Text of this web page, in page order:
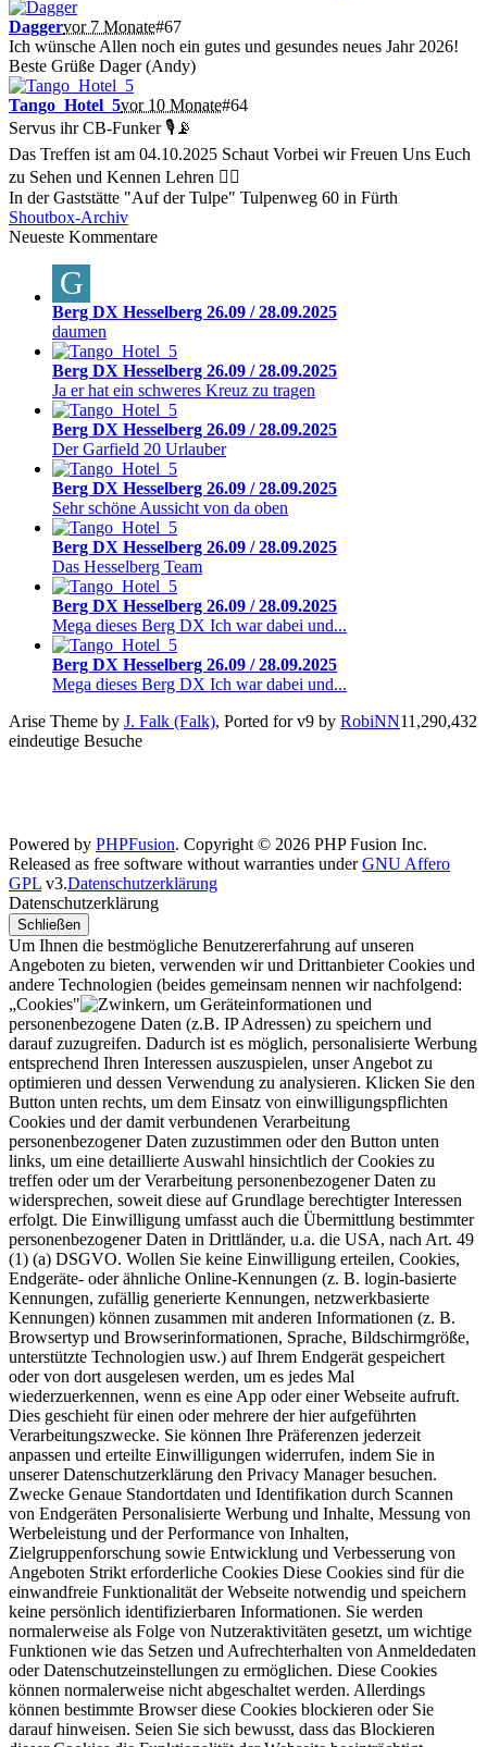
Daggervor 7 Monate#67
Ich wünsche Allen noch ein gutes und gesundes neues Jahr 2026!
Beste Grüße Dager (Andy)
Tango_Hotel_5vor 10 Monate#64
Servus ihr CB-Funker 🎙📡
Das Treffen ist am 04.10.2025 Schaut Vorbei wir Freuen Uns Euch
zu Sehen und Kennen Lehren 👍🏽
In der Gaststätte "Auf der Tulpe" Tulpenweg 60 in Fürth
Shoutbox-Archiv
Neueste Kommentare
G
Berg DX Hesselberg 26.09 / 28.09.2025
daumen
Berg DX Hesselberg 26.09 / 28.09.2025
Ja er hat ein schweres Kreuz zu tragen
Berg DX Hesselberg 26.09 / 28.09.2025
Der Garfield 20 Urlauber
Berg DX Hesselberg 26.09 / 28.09.2025
Sehr schöne Aussicht von da oben
Berg DX Hesselberg 26.09 / 28.09.2025
Das Hesselberg Team
Berg DX Hesselberg 26.09 / 28.09.2025
Mega dieses Berg DX Ich war dabei und...
Berg DX Hesselberg 26.09 / 28.09.2025
Mega dieses Berg DX Ich war dabei und...
Arise Theme by J. Falk (Falk), Ported for v9 by RobiNN11,290,432
eindeutige Besuche
Powered by PHPFusion. Copyright © 2026 PHP Fusion Inc.
Released as free software without warranties underGNU Affero
GPL v3.Datenschutzerklärung
Datenschutzerklärung
Schließen
Um Ihnen die bestmögliche Benutzererfahrung auf unseren
Angeboten zu bieten, verwenden wir und Drittanbieter Cookies und
andere Technologien (beides gemeinsam nennen wir nachfolgend:
„Cookies"
, um Geräteinformationen und
personenbezogene Daten (z.B. IP Adressen) zu speichern und
darauf zuzugreifen. Dadurch ist es möglich, personalisierte Werbung
entsprechend Ihren Interessen auszuspielen, unser Angebot zu
optimieren und dessen Verwendung zu analysieren. Klicken Sie den
Button unten rechts, um dem Einsatz von einwilligungspflichten
Cookies und der damit verbundenen Verarbeitung
personenbezogener Daten zuzustimmen oder den Button unten
links, um eine detaillierte Auswahl hinsichtlich der Cookies zu
treffen oder um der Verarbeitung personenbezogener Daten zu
widersprechen, soweit diese auf Grundlage berechtigter Interessen
erfolgt. Die Einwilligung umfasst auch die Übermittlung bestimmter
personenbezogener Daten in Drittländer, u.a. die USA, nach Art. 49
(1) (a) DSGVO. Wollen Sie keine Einwilligung erteilen, Cookies,
Endgeräte- oder ähnliche Online-Kennungen (z. B. login-basierte
Kennungen, zufällig generierte Kennungen, netzwerkbasierte
Kennungen) können zusammen mit anderen Informationen (z. B.
Browsertyp und Browserinformationen, Sprache, Bildschirmgröße,
unterstützte Technologien usw.) auf Ihrem Endgerät gespeichert
oder von dort ausgelesen werden, um es jedes Mal
wiederzuerkennen, wenn es eine App oder einer Webseite aufruft.
Dies geschieht für einen oder mehrere der hier aufgeführten
Verarbeitungszwecke. Sie können Ihre Präferenzen jederzeit
anpassen und erteilte Einwilligungen widerrufen, indem Sie in
unserer Datenschutzerklärung den Privacy Manager besuchen.
Zwecke Genaue Standortdaten und Identifikation durch Scannen
von Endgeräten Personalisierte Werbung und Inhalte, Messung von
Werbeleistung und der Performance von Inhalten,
Zielgruppenforschung sowie Entwicklung und Verbesserung von
Angeboten Strikt erforderliche Cookies Diese Cookies sind für die
einwandfreie Funktionalität der Webseite notwendig und speichern
keine persönlich identifizierbaren Informationen. Sie werden
normalerweise als Folge von Nutzeraktivitäten gesetzt, um wichtige
Funktionen wie das Setzen und Aufrechterhalten von Anmeldedaten
oder Datenschutzeinstellungen zu ermöglichen. Diese Cookies
können normalerweise nicht abgeschaltet werden. Allerdings
können bestimmte Browser diese Cookies blockieren oder Sie
darauf hinweisen. Seien Sie sich bewusst, dass das Blockieren